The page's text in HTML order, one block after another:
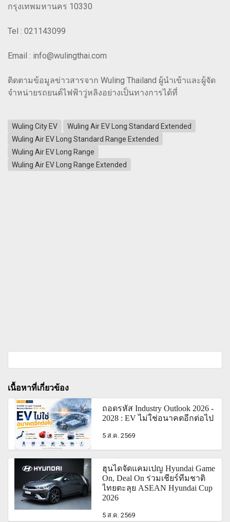
กรุงเทพมหานคร 10330
Tel : 021143099
Email : info@wulingthai.com
ติดตามข้อมูลข่าวสารจาก Wuling Thailand ผู้นำเข้าและผู้จัด
จำหน่ายรถยนต์ไฟฟ้าวู่หลิงอย่างเป็นทางการได้ที่
Wuling City EV
Wuling Air EV Long Standard Extended
Wuling Air EV Long Standard Range Extended
Wuling Air EV Long Range
Wuling Air EV Long Range Extended
เนื้อหาที่เกี่ยวข้อง
ถอดรหัส Industry Outlook 2026 -
2028 : EV ไม่ใช่อนาคตอีกต่อไป
5 ส.ค. 2569
ฮุนไดจัดแคมเปญ Hyundai Game
On, Deal On ร่วมเชียร์ทีมชาติ
ไทยตะลุย ASEAN Hyundai Cup
2026
5 ส.ค. 2569